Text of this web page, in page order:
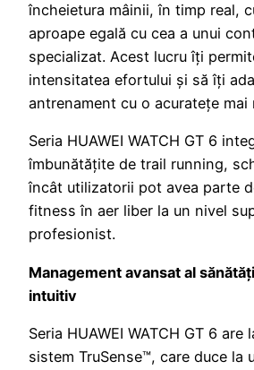
încheietura mâinii, în timp real,
aproape egală cu cea a unui
specializat. Acest lucru îți
intensitatea efortului și să îți
antrenament cu o acuratețe mai
Seria HUAWEI WATCH GT 6
îmbunătățite de trail running,
încât utilizatorii pot avea parte
fitness în aer liber la un nivel
profesionist.
Management avansat al
intuitiv
Seria HUAWEI WATCH GT 6 are
sistem TruSense™, care duce la